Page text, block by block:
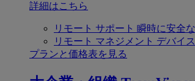
詳細はこちら
リモート サポート 瞬時に安全
リモート マネジメント デバイ
プランと価格表を見る